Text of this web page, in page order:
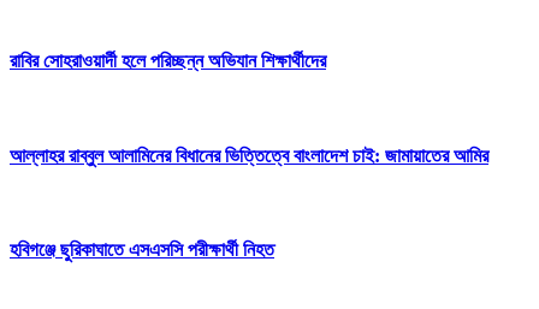
রাবির সোহরাওয়ার্দী হলে পরিচ্ছন্ন অভিযান শিক্ষার্থীদের
আল্লাহর রাব্বুল আলামিনের বিধানের ভিত্তিত্বে বাংলাদেশ চাই: জামায়াতের আমির
হবিগঞ্জে ছুরিকাঘাতে এসএসসি পরীক্ষার্থী নিহত